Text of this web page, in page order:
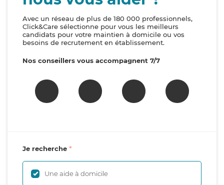
Avec un réseau de plus de 180 000 professionnels,
Click&Care sélectionne pour vous les meilleurs
candidats pour votre maintien à domicile ou vos
besoins de recrutement en établissement.
Nos conseillers vous accompagnent 7/7
Je recherche
Une aide à domicile